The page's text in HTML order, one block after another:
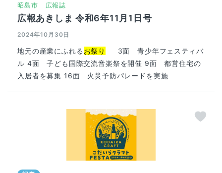
昭島市 広報誌
広報あきしま 令和6年11月1日号
2024年10月30日
地元の産業にふれる お祭り
3面 青少年フェスティバ
ル 4面 子ども国際交流音楽祭を開催 9面 都営住宅の
入居者を募集 16面 火災予防パレードを実施